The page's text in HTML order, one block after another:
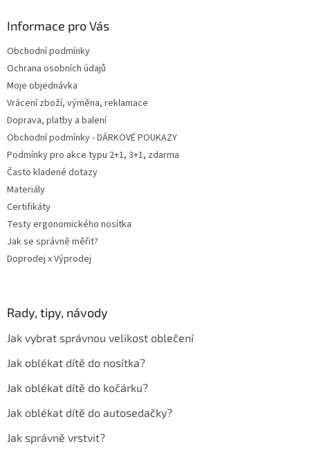
Informace pro Vás
Obchodní podmínky
Ochrana osobních údajů
Moje objednávka
Vrácení zboží, výměna, reklamace
Doprava, platby a balení
Obchodní podmínky - DÁRKOVÉ POUKAZY
Podmínky pro akce typu 2+1, 3+1, zdarma
Často kladené dotazy
Materiály
Certifikáty
Testy ergonomického nosítka
Jak se správně měřit?
Doprodej x Výprodej
Rady, tipy, návody
Jak vybrat správnou velikost oblečení
Jak oblékat dítě do nosítka?
Jak oblékat dítě do kočárku?
Jak oblékat dítě do autosedačky?
Jak správně vrstvit?